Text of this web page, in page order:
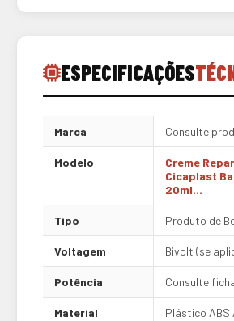
ESPECIFICAÇÕES
Marca Consulte
Modelo
Creme
Cicaplast
20ml...
Tipo Produto de
Voltagem Bivolt (se
Potência Consulte
Material Plástico ABS